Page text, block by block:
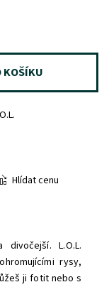
Hlídat cenu
L.O.L.
rysy,
ji fotit nebo s